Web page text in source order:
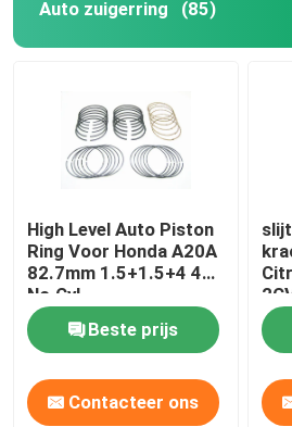
Auto zuigerring (85)
High Level Auto Piston
Ring Voor Honda A20A
82.7mm 1.5+1.5+4 4
No.Cyl
Beste prijs
Contacteer ons